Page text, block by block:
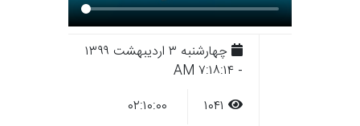
چهارشنبه ۳ ارديبهشت ۱۳۹۹
- ۷:۱۸:۱۴ AM